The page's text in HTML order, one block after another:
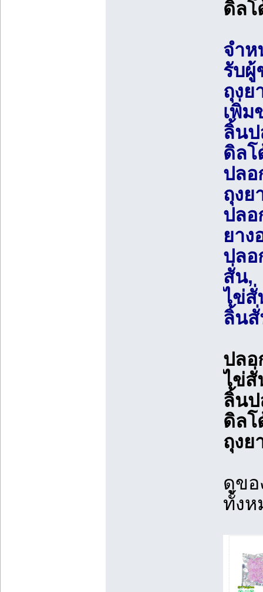
ดิลโ
จำห
รับผู้
ถุงย
เพิ่ม
ลิ้นป
ดิลโ
ปลอ
ถุงย
ปลอ
ยาง
ปลอ
สั่น,
ไข่สั่
ลิ้น
ปลอ
ไข่สั่
ลิ้นป
ดิลโ
ถุงย
ดูขอ
ทั้ง